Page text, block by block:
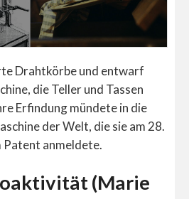
Drahtkörbe und entwarf
die Teller und Tassen
Erfindung mündete in die
der Welt, die sie am 28.
Patent anmeldete.
(Marie